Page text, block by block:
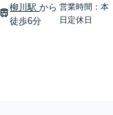
柳川駅から
徒歩6分
営業時間：本
日定休日